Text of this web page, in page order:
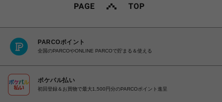
PARCOポイント
全国のPARCOやONLINE PARCOで貯まる＆使える
ポケパル払い
初回登録＆お買物で最大1,500円分のPARCOポイント進呈